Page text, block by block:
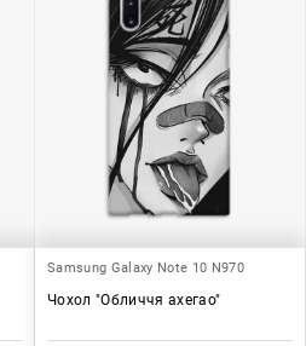
Samsung Galaxy Note 10 N970
Чохол "Обличчя ахегао"